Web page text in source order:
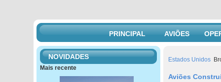
PRINCIPAL AVIÕES
Estados Unidos
Aviões
NOVIDADES
Mais recente